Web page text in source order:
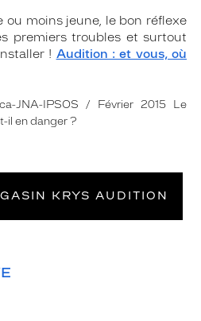
ou moins jeune, le bon réflexe
premiers troubles et surtout
! Audition : et vous, où
JNA-IPSOS / Février 2015 Le
il en danger ?
KRYS AUDITION